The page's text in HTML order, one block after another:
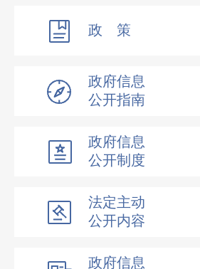
政 策
政府信息
公开指南
政府信息
公开制度
法定主动
公开内容
政府信息